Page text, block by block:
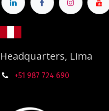
Headquarters, Lima
+51 987 724 690